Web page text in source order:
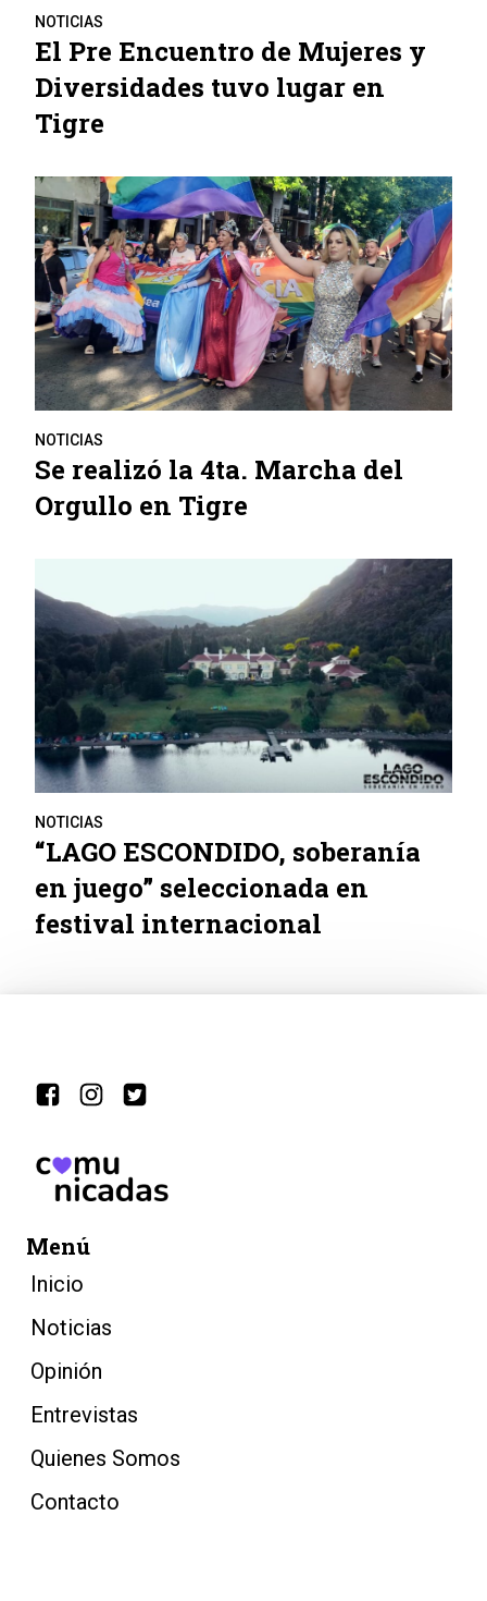
NOTICIAS
El Pre Encuentro de Mujeres y
Diversidades tuvo lugar en
Tigre
NOTICIAS
Se realizó la 4ta. Marcha del
Orgullo en Tigre
NOTICIAS
“LAGO ESCONDIDO, soberanía
en juego” seleccionada en
festival internacional
Menú
Inicio
Noticias
Opinión
Entrevistas
Quienes Somos
Contacto